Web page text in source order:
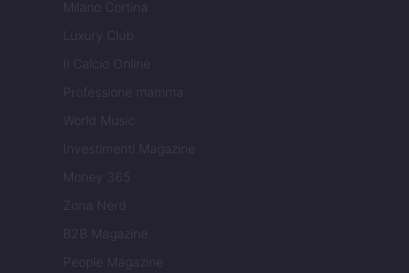
Milano Cortina
Luxury Club
Il Calcio Online
Professione mamma
World Music
Investimenti Magazine
Money 365
Zona Nerd
B2B Magazine
People Magazine